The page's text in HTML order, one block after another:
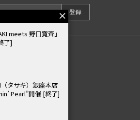
登録
JOURNAL
meets 野口寛斉」
了]
（タサキ）銀座本店
Pearl”開催 [終了]